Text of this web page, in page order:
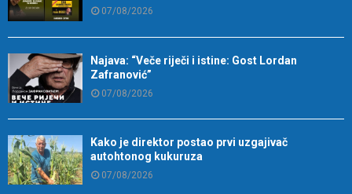
07/08/2026
Najava: “Veče riječi i istine: Gost Lordan
Zafranović”
07/08/2026
Kako je direktor postao prvi uzgajivač
autohtonog kukuruza
07/08/2026